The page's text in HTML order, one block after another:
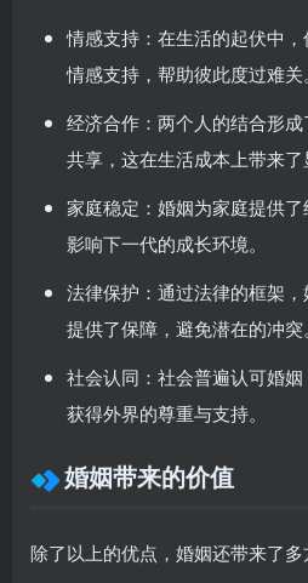
情感支持 ：在生活的起伏中
情感支持，帮助彼此度过难关。
经济合作 ：两个人的结合形
共享，这在生活成本上带来了
家庭稳定 ：婚姻为家庭提供
影响下一代的成长环境。
法律保护 ：通过法律的框架
提供了保障，避免潜在的冲突。
社会认同 ：社会普遍认可婚
获得外界的尊重与支持。
婚姻带来的价值
除了以上的优点，婚姻还带来了多